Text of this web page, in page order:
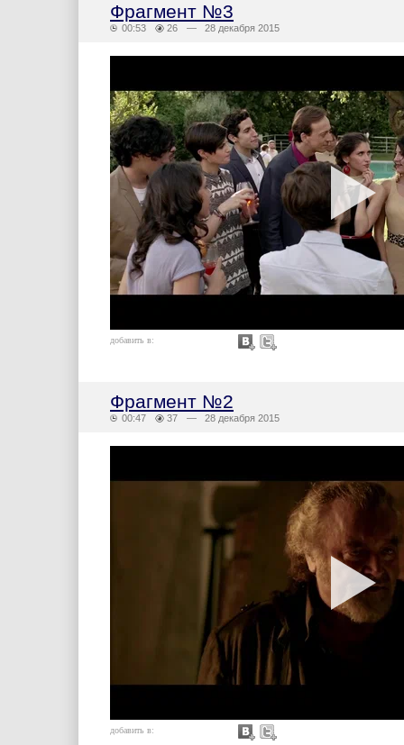
Фрагмент №3
00:53 26 — 28 декабря 2015
добавить в:
Фрагмент №2
00:47 37 — 28 декабря 2015
добавить в: